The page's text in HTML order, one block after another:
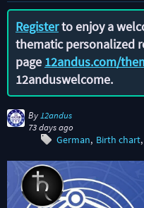
Registerto enjoy a
thematic personalized
page 12andus.com/
12anduswelcome.
By 12andus
73 days ago
German Birth chart